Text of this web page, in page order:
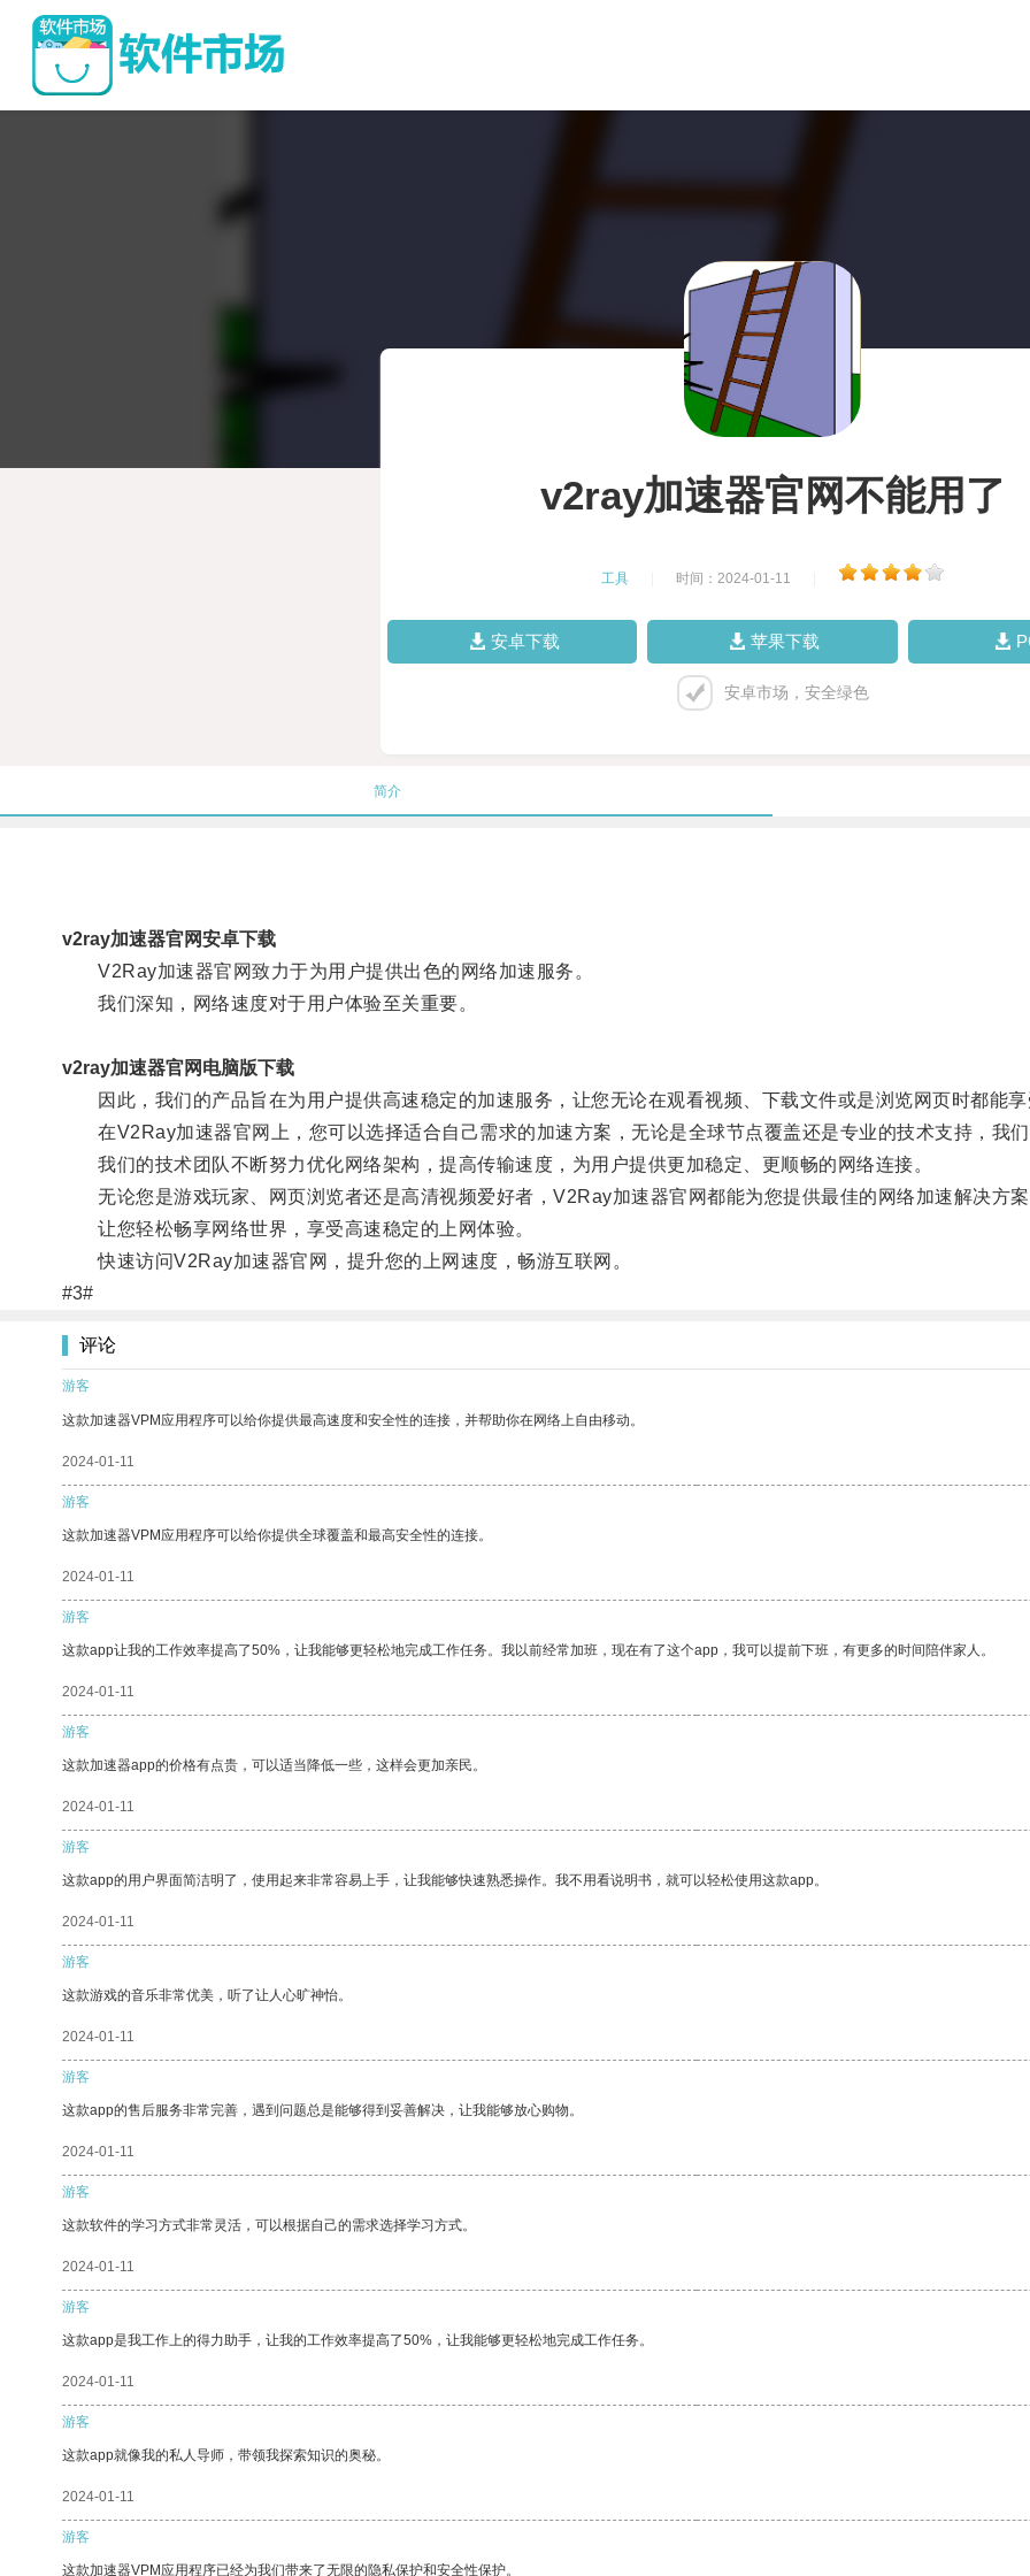
v2ray加速器官网不能用了
工具 时间：2024-01-11
安卓下载 苹果下载
安卓市场，安全绿色
简介
v2ray加速器官网安卓下载
V2Ray加速器官网致力于为用户提供出色的网络加速服务。
我们深知，网络速度对于用户体验至关重要。
v2ray加速器官网电脑版下载
因此，我们的产品旨在为用户提供高速稳定的加速服务，让您无论在观看视频、下载文件或是浏览网页时都能享
在V2Ray加速器官网上，您可以选择适合自己需求的加速方案，无论是全球节点覆盖还是专业的技术支持，我们
我们的技术团队不断努力优化网络架构，提高传输速度，为用户提供更加稳定、更顺畅的网络连接。
无论您是游戏玩家、网页浏览者还是高清视频爱好者，V2Ray加速器官网都能为您提供最佳的网络加速解决方案
让您轻松畅享网络世界，享受高速稳定的上网体验。
快速访问V2Ray加速器官网，提升您的上网速度，畅游互联网。
#3#
评论
游客
这款加速器VPM应用程序可以给你提供最高速度和安全性的连接，并帮助你在网络上自由移动。
2024-01-11
游客
这款加速器VPM应用程序可以给你提供全球覆盖和最高安全性的连接。
2024-01-11
游客
这款app让我的工作效率提高了50%，让我能够更轻松地完成工作任务。我以前经常加班，现在有了这个app，我可以提前下班，有更多的时间陪伴家人。
2024-01-11
游客
这款加速器app的价格有点贵，可以适当降低一些，这样会更加亲民。
2024-01-11
游客
这款app的用户界面简洁明了，使用起来非常容易上手，让我能够快速熟悉操作。我不用看说明书，就可以轻松使用这款app。
2024-01-11
游客
这款游戏的音乐非常优美，听了让人心旷神怡。
2024-01-11
游客
这款app的售后服务非常完善，遇到问题总是能够得到妥善解决，让我能够放心购物。
2024-01-11
游客
这款软件的学习方式非常灵活，可以根据自己的需求选择学习方式。
2024-01-11
游客
这款app是我工作上的得力助手，让我的工作效率提高了50%，让我能够更轻松地完成工作任务。
2024-01-11
游客
这款app就像我的私人导师，带领我探索知识的奥秘。
2024-01-11
游客
这款加速器VPM应用程序已经为我们带来了无限的隐私保护和安全性保护。